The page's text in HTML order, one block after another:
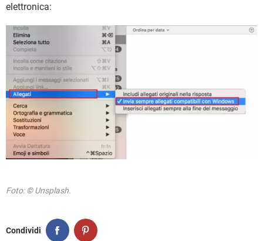
elettronica:
Foto: © Unsplash.
Condividi